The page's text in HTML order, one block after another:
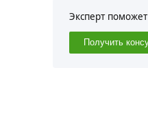
Эксперт
Получить